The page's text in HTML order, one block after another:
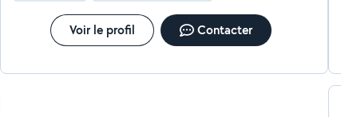
Voir le profil Contacter